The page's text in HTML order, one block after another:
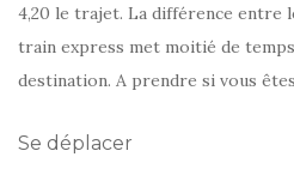
4,20 le trajet. La différence entre
train express met moitié de
destination. A prendre si vous
Se déplacer